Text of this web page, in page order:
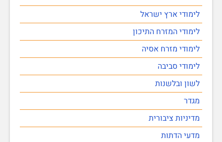
לימודי ארץ ישראל
לימודי המזרח התיכון
לימודי מזרח אסיה
לימודי סביבה
לשון ובלשנות
מגדר
מדיניות ציבורית
מדעי הדתות